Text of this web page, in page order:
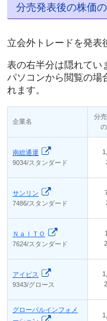
分売発表後の株価
立会外トレードを発表
表の右半分は隠れてい
パソコンから閲覧の場
れます。
企業名
分
南総通運
9034/スタンダード
サンリン
7486/スタンダード
ＮａＩＴＯ
7624/スタンダード
アイビス
9343/グロース
グローバルインフォメ